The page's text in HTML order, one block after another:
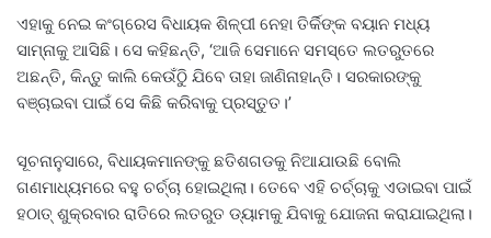
ଏହାକୁ ନେଇ କଂଗ୍ରେସ ବିଧାୟକ ଶିଳ୍ପୀ ନେହା ତିର୍କିଙ୍କ ବୟାନ ମଧ୍ୟ
ସାମ୍ନାକୁ ଆସିଛି। ସେ କହିଛନ୍ତି, ‘ଆଜି ସେମାନେ ସମସ୍ତେ ଲତରୁତରେ
ଅଛନ୍ତି, କିନ୍ତୁ କାଲି କେଉଁଠିୁ ଯିବେ ତାହା ଜାଣିନାହାନ୍ତି। ସରକାରଙ୍କୁ
ବଞ୍ଚାଇବା ପାଇଁ ସେ କିଛି କରିବାକୁ ପ୍ରସ୍ତୁତ।’
ସୂଚନାନୁସାରେ, ବିଧାୟକମାନଙ୍କୁ ଛତିଶଗଡକୁ ନିଆଯାଉଛି ବୋଲି
ଗଣମାଧ୍ୟମରେ ବହୁ ଚର୍ଚ୍ଚା ହୋଇଥିଲା। ତେବେ ଏହି ଚର୍ଚ୍ଚାକୁ ଏଡାଇବା ପାଇଁ
ହଠାତ୍ ଶୁକ୍ରବାର ରାତିରେ ଲତରୁତ ଡ୍ୟାମକୁ ଯିବାକୁ ଯୋଜନା କରାଯାଇଥିଲା।